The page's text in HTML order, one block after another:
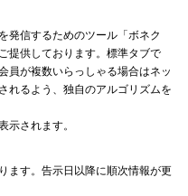
発信するためのツール「ボネク
提供しております。標準タブで
員が複数いらっしゃる場合はネッ
れるよう、独自のアルゴリズムを
示されます。
ます。告示日以降に順次情報が更